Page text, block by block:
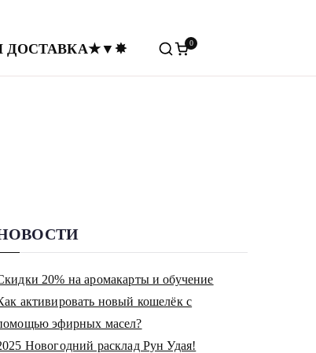
ДОСТАВКА★▼✸ 0
20% на аромакарты и обучение
активировать новый кошелёк с
эфирных масел?
Новогодний расклад Рун Удая!